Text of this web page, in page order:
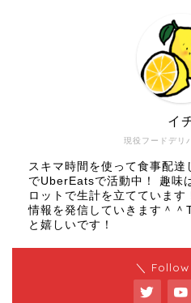
現役フードデリ
イ
スキマ時間を使って食事配
でUberEatsで活動中！ 趣味
ロットで生計を立てています
情報を発信していきます＾
と嬉しいです！
＼